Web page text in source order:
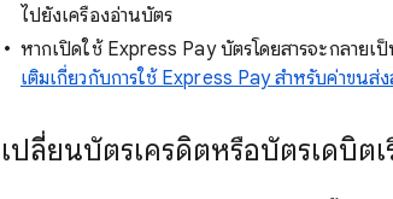
ไปยังเครื่องอ่านบัตร
หากเปิดใช้ Express Pay บัตรโดยสารจะกลายเ
เติมเกี่ยวกับการใช้ Express Pay สำหรับค่าขนส่
เปลี่ยนบัตรเครดิตหรือบัตรเดบิต